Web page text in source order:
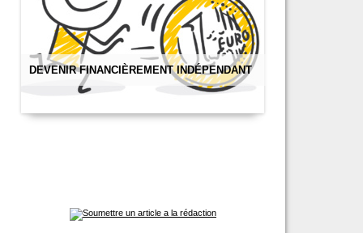
DEVENIR FINANCIÈREMENT INDÉPENDANT